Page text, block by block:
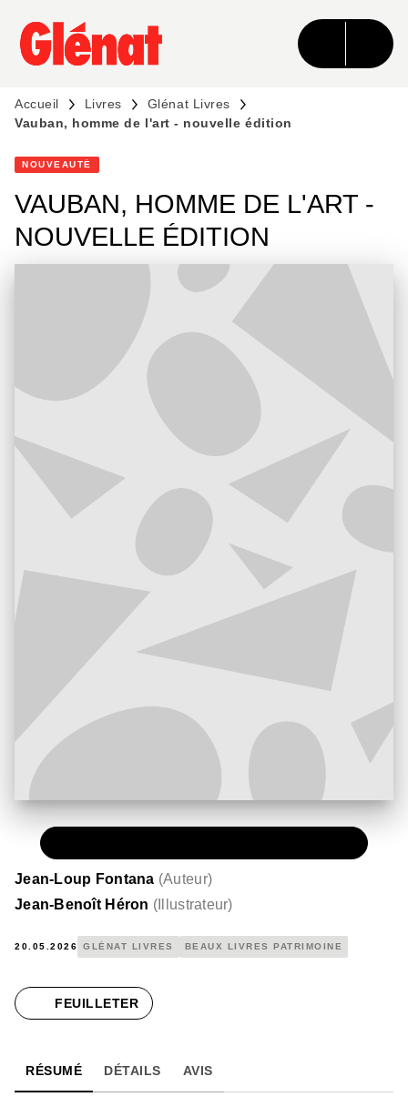
MENU RECHERCHE CONTENU
PIED DE PAGE
Accueil Livres
Glénat Livres
Vauban, homme de l'art - nouvelle édition
NOUVEAUTÉ
VAUBAN, HOMME DE L'ART -
NOUVELLE ÉDITION
Jean-Loup Fontana (Auteur)
Jean-Benoît Héron ( Illustrateur)
20.05.2026 GLÉNAT LIVRES BEAUX LIVRES PATRIMOINE
FEUILLETER
RÉSUMÉ DÉTAILS AVIS